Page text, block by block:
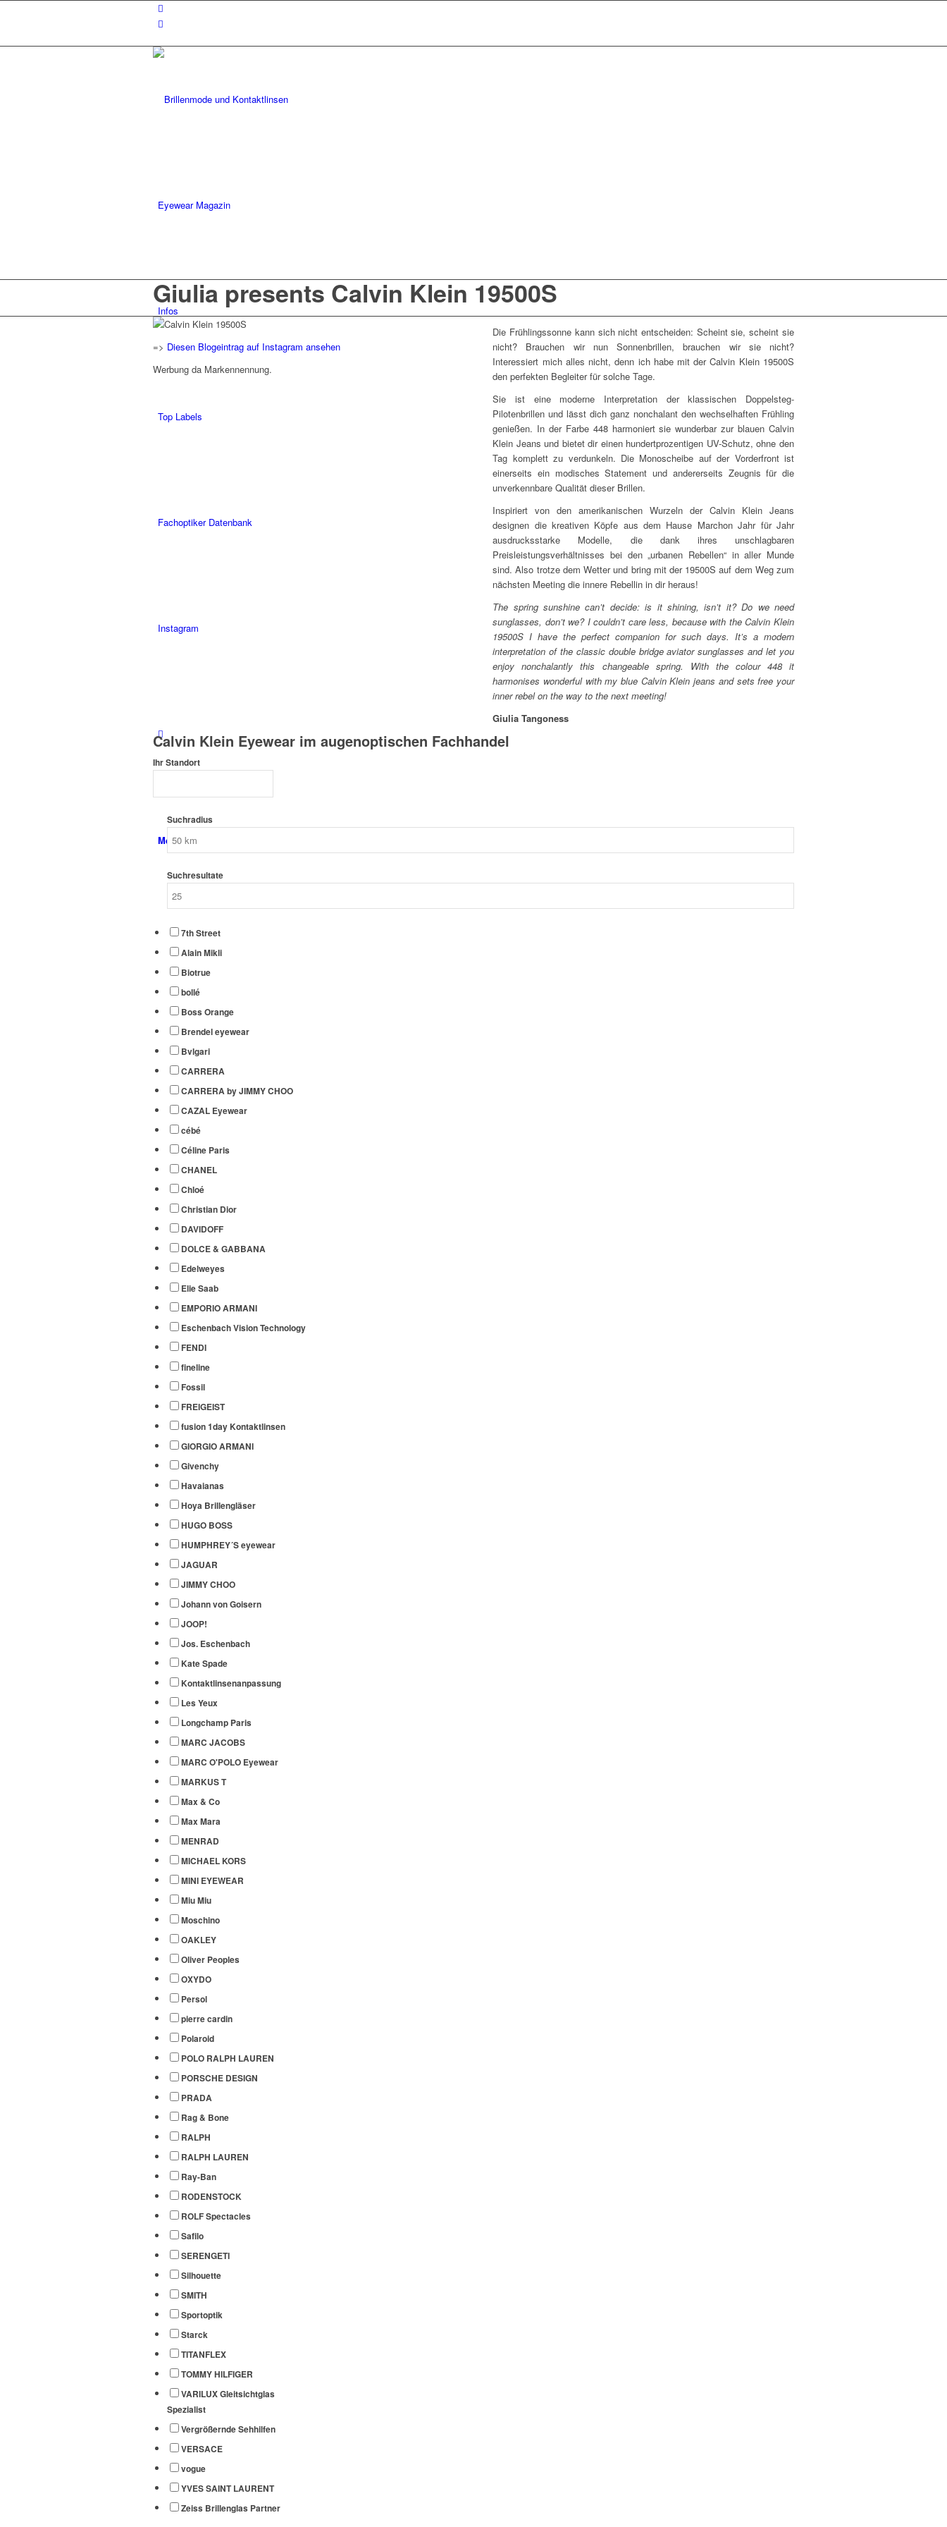
Eyewear Magazin
Infos
Top Labels
Fachoptiker Datenbank
Instagram
Menü
Giulia presents Calvin Klein 19500S
=> Diesen Blogeintrag auf Instagram ansehen
Werbung da Markennennung.
Die Frühlingssonne kann sich nicht entscheiden: Scheint sie, scheint sie
nicht? Brauchen wir nun Sonnenbrillen, brauchen wir sie nicht?
Interessiert mich alles nicht, denn ich habe mit der Calvin Klein 19500S
den perfekten Begleiter für solche Tage.
Sie ist eine moderne Interpretation der klassischen Doppelsteg-
Pilotenbrillen und lässt dich ganz nonchalant den wechselhaften Frühling
genießen. In der Farbe 448 harmoniert sie wunderbar zur blauen Calvin
Klein Jeans und bietet dir einen hundertprozentigen UV-Schutz, ohne den
Tag komplett zu verdunkeln. Die Monoscheibe auf der Vorderfront ist
einerseits ein modisches Statement und andererseits Zeugnis für die
unverkennbare Qualität dieser Brillen.
Inspiriert von den amerikanischen Wurzeln der Calvin Klein Jeans
designen die kreativen Köpfe aus dem Hause Marchon Jahr für Jahr
ausdrucksstarke Modelle, die dank ihres unschlagbaren
Preisleistungsverhältnisses bei den „urbanen Rebellen“ in aller Munde
sind. Also trotze dem Wetter und bring mit der 19500S auf dem Weg zum
nächsten Meeting die innere Rebellin in dir heraus!
The spring sunshine can’t decide: is it shining, isn’t it? Do we need
sunglasses, don’t we? I couldn’t care less, because with the Calvin Klein
19500S I have the perfect companion for such days. It’s a modern
interpretation of the classic double bridge aviator sunglasses and let you
enjoy nonchalantly this changeable spring. With the colour 448 it
harmonises wonderful with my blue Calvin Klein jeans and sets free your
inner rebel on the way to the next meeting!
Giulia Tangoness
Calvin Klein Eyewear im augenoptischen Fachhandel
Ihr Standort
Suchradius
Suchresultate
7th Street
Alain Mikli
Biotrue
bollé
Boss Orange
Brendel eyewear
Bvlgari
CARRERA
CARRERA by JIMMY CHOO
CAZAL Eyewear
cébé
Céline Paris
CHANEL
Chloé
Christian Dior
DAVIDOFF
DOLCE & GABBANA
Edelweyes
Elie Saab
EMPORIO ARMANI
Eschenbach Vision Technology
FENDI
fineline
Fossil
FREIGEIST
fusion 1day Kontaktlinsen
GIORGIO ARMANI
Givenchy
Havaianas
Hoya Brillengläser
HUGO BOSS
HUMPHREY´S eyewear
JAGUAR
JIMMY CHOO
Johann von Goisern
JOOP!
Jos. Eschenbach
Kate Spade
Kontaktlinsenanpassung
Les Yeux
Longchamp Paris
MARC JACOBS
MARC O'POLO Eyewear
MARKUS T
Max & Co
Max Mara
MENRAD
MICHAEL KORS
MINI EYEWEAR
Miu Miu
Moschino
OAKLEY
Oliver Peoples
OXYDO
Persol
pierre cardin
Polaroid
POLO RALPH LAUREN
PORSCHE DESIGN
PRADA
Rag & Bone
RALPH
RALPH LAUREN
Ray-Ban
RODENSTOCK
ROLF Spectacles
Safilo
SERENGETI
Silhouette
SMITH
Sportoptik
Starck
TITANFLEX
TOMMY HILFIGER
VARILUX Gleitsichtglas
Spezialist
Vergrößernde Sehhilfen
VERSACE
vogue
YVES SAINT LAURENT
Zeiss Brillenglas Partner